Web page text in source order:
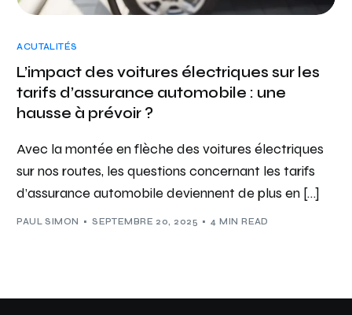
ACUTALITÉS
L’impact des voitures électriques sur les
tarifs d’assurance automobile : une
hausse à prévoir ?
Avec la montée en flèche des voitures électriques
sur nos routes, les questions concernant les tarifs
d’assurance automobile deviennent de plus en […]
PAUL SIMON SEPTEMBRE 20, 2025 4 MIN READ